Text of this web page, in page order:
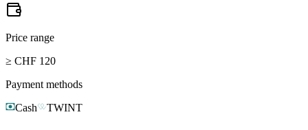
Price range
≥ CHF 120
Payment methods
Cash
TWINT